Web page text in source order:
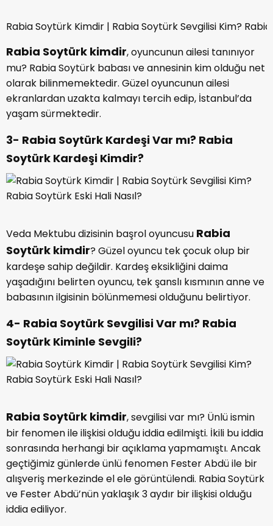
Soytürk Kiminle Sevgili?
Rabia Soytürk kimdir, sevgilisi var mı? Ünlü ismin
bir fenomen ile ilişkisi olduğu iddia edilmişti. İkili bu iddia
geçtiğimiz günlerde ünlü fenomen Fester Abdü ile bir
alışveriş merkezinde el ele görüntülendi. Rabia Soytürk
ve Fester Abdü’nün yaklaşık 3 aydır bir ilişkisi olduğu
iddia ediliyor.
Rabia Soytürk kimdir kısmında merak edilen bir
diğer detay ise ünlü ismin boy kilo bilgisidir. 1.66 cm
boyundaki oyuncunun kilosu ise 53’tür. Kilo almaya
meyilli olduğunu iddia eden Soytürk, fiziğini
koruyabilmek için sağlıklı yaşam felsefesini
benimsediğini belirtiyor.
Rabia Soytürk Nasıl Ünlü Oldu?